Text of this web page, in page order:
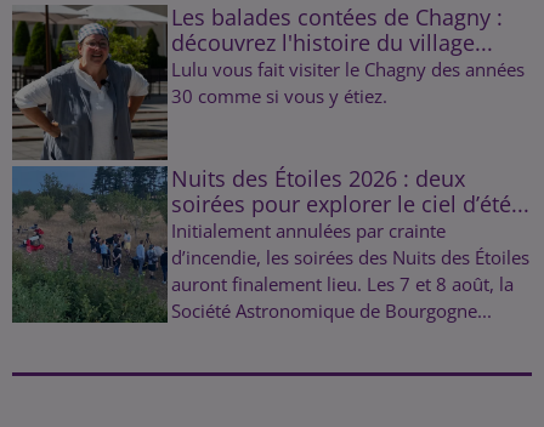
Les balades contées de Chagny :
découvrez l'histoire du village...
Lulu vous fait visiter le Chagny des années
30 comme si vous y étiez.
Nuits des Étoiles 2026 : deux
soirées pour explorer le ciel d’été...
Initialement annulées par crainte
d’incendie, les soirées des Nuits des Étoiles
auront finalement lieu. Les 7 et 8 août, la
Société Astronomique de Bourgogne...